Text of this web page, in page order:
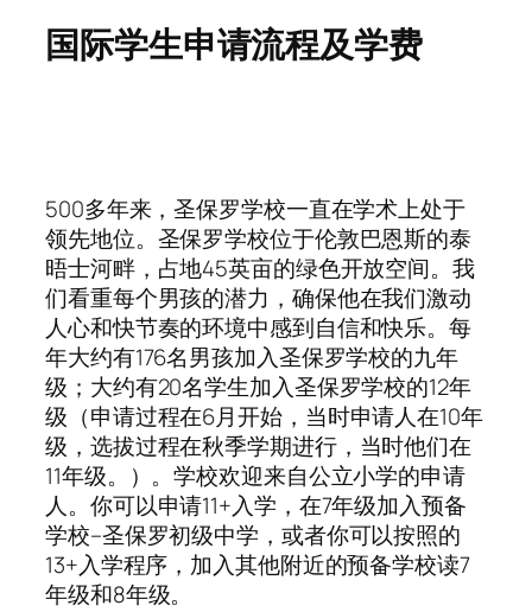
国际学生申请流程及学费
500多年来，圣保罗学校一直在学术上处于
领先地位。圣保罗学校位于伦敦巴恩斯的泰
晤士河畔，占地45英亩的绿色开放空间。我
们看重每个男孩的潜力，确保他在我们激动
人心和快节奏的环境中感到自信和快乐。每
年大约有176名男孩加入圣保罗学校的九年
级；大约有20名学生加入圣保罗学校的12年
级（申请过程在6月开始，当时申请人在10年
级，选拔过程在秋季学期进行，当时他们在
11年级。）。学校欢迎来自公立小学的申请
人。你可以申请11+入学，在7年级加入预备
学校–圣保罗初级中学，或者你可以按照的
13+入学程序，加入其他附近的预备学校读7
年级和8年级。